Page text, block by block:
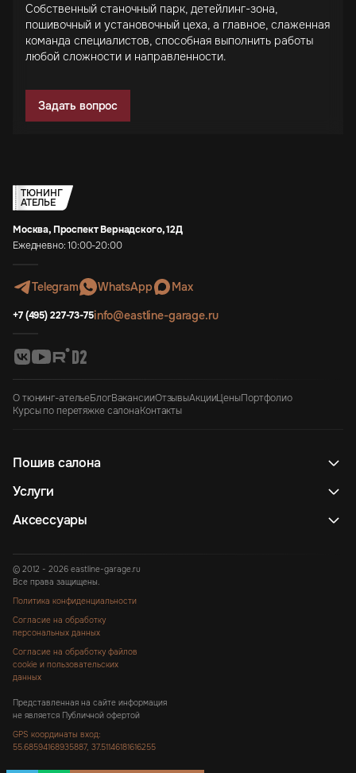
Собственный станочный парк, детейлинг-зона,
пошивочный и установочный цеха, а главное, слаженная
команда специалистов, способная выполнить работы
любой сложности и направленности.
Задать вопрос
ТЮНИНГ
АТЕЛЬЕ
Москва, Проспект Вернадского, 12Д
Ежедневно: 10:00-20:00
Telegram WhatsApp Max
+7 (495) 227-73-75info@eastline-garage.ru
О тюнинг-ательеБлогВакансииОтзывыАкцииЦеныПортфолио
Курсы по перетяжке салонаКонтакты
Пошив салона
Услуги
Аксессуары
© 2012 - 2026 eastline-garage.ru
Все права защищены.
Политика конфиденциальности
Согласие на обработку
персональных данных
Согласие на обработку файлов
cookie и пользовательских
данных
Представленная на сайте информация
не является Публичной офертой
GPS координаты вход:
55.68594168935887, 37.51146181616255